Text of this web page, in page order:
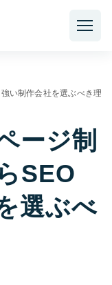
い制作会社を選ぶべき理由
ージ制
SEO
選ぶべ